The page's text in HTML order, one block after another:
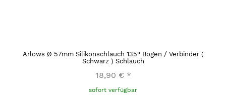
Arlows Ø 57mm Silikonschlauch 135° Bogen / Verbinder (
Schwarz ) Schlauch
18,90 € *
sofort verfügbar